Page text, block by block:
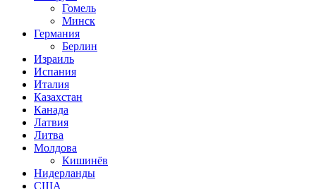
Гомель
Минск
Германия
Берлин
Израиль
Испания
Италия
Казахстан
Канада
Латвия
Литва
Молдова
Кишинёв
Нидерланды
США